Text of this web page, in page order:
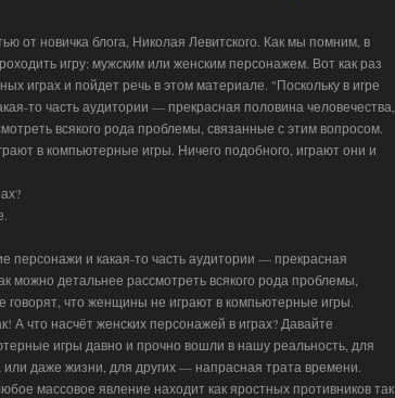
от новичка блога, Николая Левитского. Как мы помним, в
игру: мужским или женским персонажем. Вот как раз
играх и пойдет речь в этом материале. "Поскольку в игре
то часть аудитории — прекрасная половина человечества,
всякого рода проблемы, связанные с этим вопросом.
в компьютерные игры. Ничего подобного, играют они и
персонажи и какая-то часть аудитории — прекрасная
можно детальнее рассмотреть всякого рода проблемы,
говорят, что женщины не играют в компьютерные игры.
А что насчёт женских персонажей в играх? Давайте
игры давно и прочно вошли в нашу реальность, для
или даже жизни, для других — напрасная трата времени.
массовое явление находит как яростных противников так